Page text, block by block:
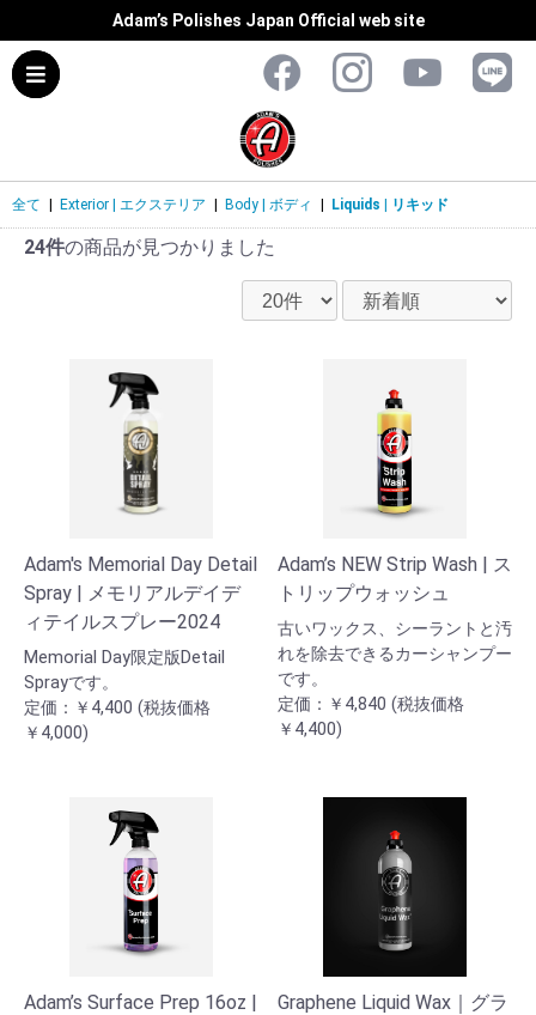
Adam’s Polishes Japan Official web site
全て | Exterior | エクステリア | Body | ボディ | Liquids | リキッド
24件の商品が見つかりました
Adam's Memorial Day Detail
Spray | メモリアルデイデ
ィテイルスプレー2024
Memorial Day限定版Detail
Sprayです。
定価：￥4,400 (税抜価格
￥4,000)
Adam’s NEW Strip Wash | ス
トリップウォッシュ
古いワックス、シーラントと汚
れを除去できるカーシャンプー
です。
定価：￥4,840 (税抜価格
￥4,400)
Adam’s Surface Prep 16oz |
Graphene Liquid Wax｜グラ